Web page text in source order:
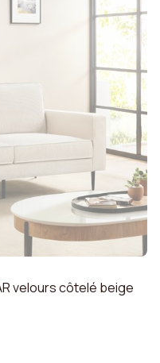
velours côtelé beige